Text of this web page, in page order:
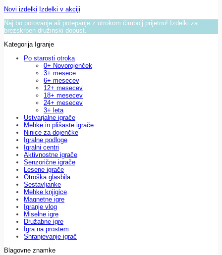
Novi izdelki Izdelki v akciji
Naj bo potovanje ali potepanje z otrokom čimbolj prijetno! Izdelki za
brezskrben družinski dopust.
Kategorija Igranje
Po starosti otroka
0+ Novorojenček
3+ mesece
6+ mesecev
12+ mesecev
18+ mesecev
24+ mesecev
3+ leta
Ustvarjalne igrače
Mehke in plišaste igrače
Ninice za dojenčke
Igralne podloge
Igralni centri
Aktivnostne igrače
Senzorične igrače
Lesene igrače
Otroška glasbila
Sestavljanke
Mehke knjigice
Magnetne igre
Igranje vlog
Miselne igre
Družabne igre
Igra na prostem
Shranjevanje igrač
Blagovne znamke